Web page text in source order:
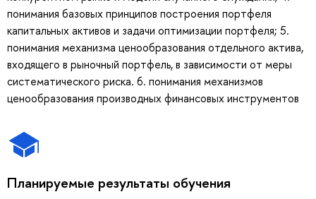
понимания базовых принципов построения портфеля
капитальных активов и задачи оптимизации портфеля; 5.
понимания механизма ценообразования отдельного актива,
входящего в рыночный портфель, в зависимости от меры
систематического риска. 6. понимания механизмов
ценообразования производных финансовых инструментов
Планируемые результаты обучения